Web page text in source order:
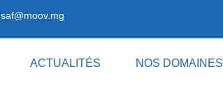
saf@moov.mg
ACTUALITÉS NOS DOMAINES